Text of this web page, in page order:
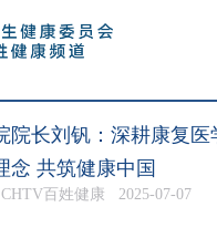
院长刘钒：深耕康复医
念 共筑健康中国
百姓健康 2025-07-07